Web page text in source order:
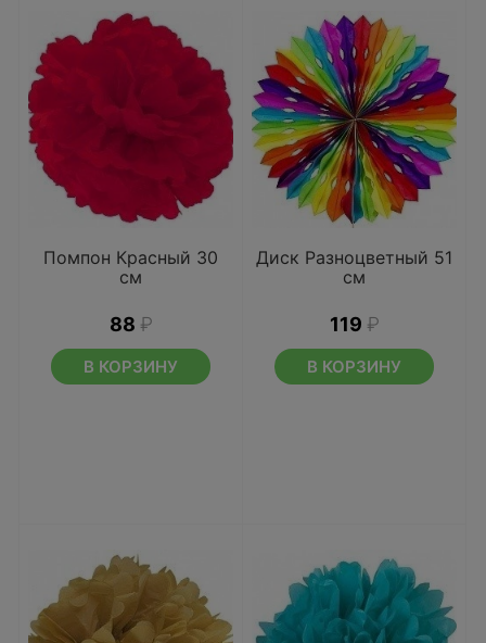
Помпон Красный 30
см
88 ₽
В КОРЗИНУ
Диск Разноцветный 51
см
119 ₽
В КОРЗИНУ